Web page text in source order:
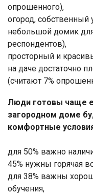
опрошенного),
огород, собственный
небольшой домик
респондентов),
просторный и
на даче достаточно
(считают 7%
Люди готовы чаще
загородном доме
комфортные
для 50% важно
45% нужны горячая
для 38% важны
обучения,